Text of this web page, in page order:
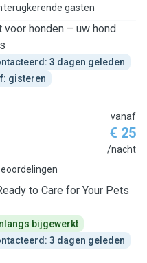
terugkerende gasten
voor honden – uw hond
3 dagen geleden
gisteren
vanaf
€ 25
/nacht
to Care for Your Pets
bijgewerkt
3 dagen geleden